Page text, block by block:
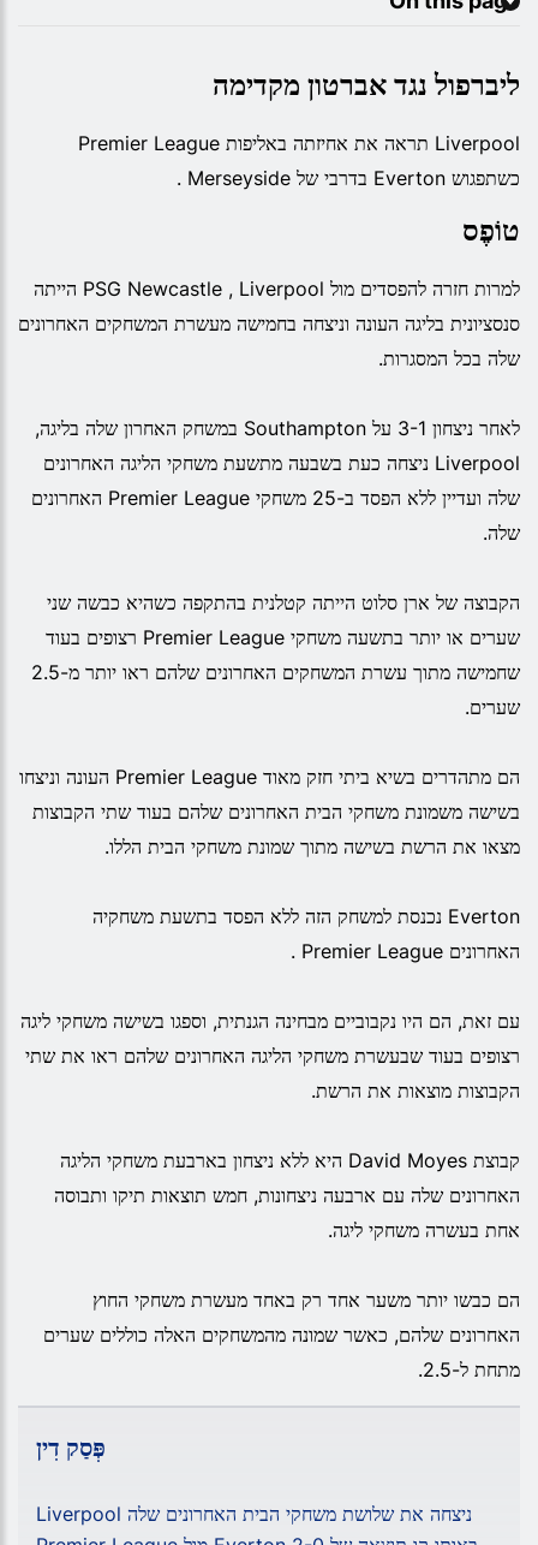
ליברפול נגד אברטון מקדימה
Liverpool תראה את אחיזתה באליפות Premier League
כשתפגוש Everton בדרבי של Merseyside .
טוֹפֶס
למרות חזרה להפסדים מול PSG Newcastle , Liverpool הייתה
סנסציונית בליגה העונה וניצחה בחמישה מעשרת המשחקים האחרונים
שלה בכל המסגרות.
לאחר ניצחון 3-1 על Southampton במשחק האחרון שלה בליגה,
Liverpool ניצחה כעת בשבעה מתשעת משחקי הליגה האחרונים
שלה ועדיין ללא הפסד ב-25 משחקי Premier League האחרונים
שלה.
הקבוצה של ארן סלוט הייתה קטלנית בהתקפה כשהיא כבשה שני
שערים או יותר בתשעה משחקי Premier League רצופים בעוד
שחמישה מתוך עשרת המשחקים האחרונים שלהם ראו יותר מ-2.5
שערים.
הם מתהדרים בשיא ביתי חזק מאוד Premier League העונה וניצחו
בשישה משמונת משחקי הבית האחרונים שלהם בעוד שתי הקבוצות
מצאו את הרשת בשישה מתוך שמונת משחקי הבית הללו.
Everton נכנסת למשחק הזה ללא הפסד בתשעת משחקיה
האחרונים Premier League .
עם זאת, הם היו נקבוביים מבחינה הגנתית, וספגו בשישה משחקי ליגה
רצופים בעוד שבעשרת משחקי הליגה האחרונים שלהם ראו את שתי
הקבוצות מוצאות את הרשת.
קבוצת David Moyes היא ללא ניצחון בארבעת משחקי הליגה
האחרונים שלה עם ארבעה ניצחונות, חמש תוצאות תיקו ותבוסה
אחת בעשרה משחקי ליגה.
הם כבשו יותר משער אחד רק באחד מעשרת משחקי החוץ
האחרונים שלהם, כאשר שמונה מהמשחקים האלה כוללים שערים
מתחת ל-2.5.
פְּסַק דִין
Liverpool ניצחה את שלושת משחקי הבית האחרונים שלה